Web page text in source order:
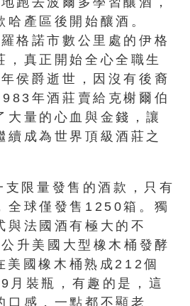
哈產區後開始釀酒。
格諾市數公里處的伊格
，真正開始全心全職生
侯爵逝世，因沒有後裔
年酒莊賣給克榭爾伯
大量的心血與金錢，讓
續成為世界頂級酒莊之
限量發售的酒款，只有
全球僅發售1250箱。獨
與法國酒有極大的不
升美國大型橡木桶發酵
國橡木桶熟成212個
月裝瓶，有趣的是，這
口感，一點都不顯老